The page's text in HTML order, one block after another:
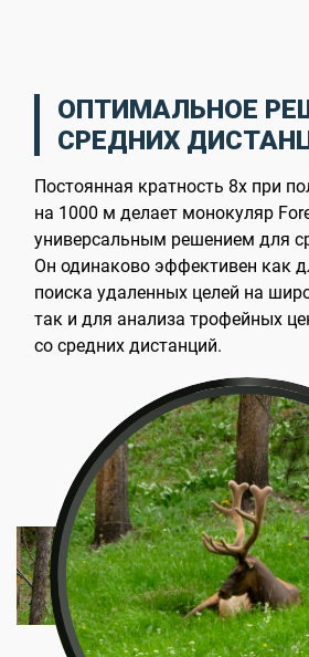
ОПТИМАЛЬНОЕ
СРЕДНИХ
Постоянная кратность 8х при
на 1000 м делает монокуляр
универсальным решением для
Он одинаково эффективен как
поиска удаленных целей на
так и для анализа трофейных
со средних дистанций.